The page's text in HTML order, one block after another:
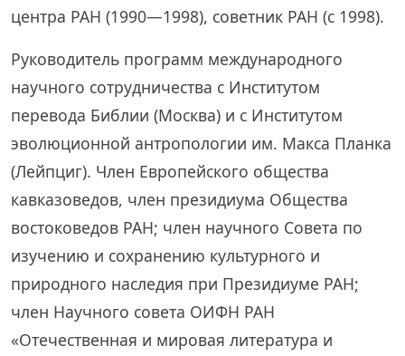
центра РАН (1990—1998), советник РАН (с 1998).
Руководитель программ международного
научного сотрудничества с Институтом
перевода Библии (Москва) и с Институтом
эволюционной антропологии им. Макса Планка
(Лейпциг). Член Европейского общества
кавказоведов, член президиума Общества
востоковедов РАН; член научного Совета по
изучению и сохранению культурного и
природного наследия при Президиуме РАН;
член Научного совета ОИФН РАН
«Отечественная и мировая литература и